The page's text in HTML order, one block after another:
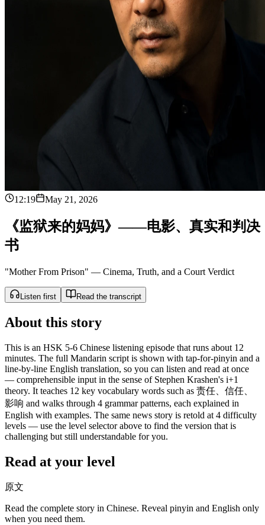
12:19 May 21, 2026
《监狱来的妈妈》——电影、 真实和判 决
书
"Mother From Prison" — Cinema, Truth, and a Court Verdict
Listen first Read the transcript
About this story
This is an HSK 5-6 Chinese listening episode that runs about 12
minutes. The full Mandarin script is shown with tap-for-pinyin and a
line-by-line English translation, so you can listen and read at once
— comprehensible input in the sense of Stephen Krashen's i+1
theory. It teaches 12 key vocabulary words such as 责任、信任、
影响 and walks through 4 grammar patterns, each explained in
English with examples. The same news story is retold at 4 difficulty
levels — use the level selector above to find the version that is
challenging but still understandable for you.
Read at your level
原文
Read the complete story in Chinese. Reveal pinyin and English only
when you need them.